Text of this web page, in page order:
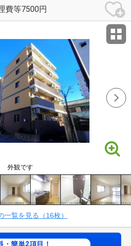
費等7500円
外観です
一覧を見る（16枚）
・簡単2項目！